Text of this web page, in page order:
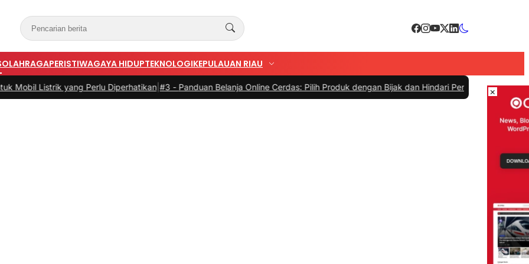
OLAHRAGAPERISTIWAGAYA HIDUPTEKNOLOGIKEPULAUAN RIAU
Perlu Diperhatikan|#3 -Panduan Belanja Online Cerdas: Pilih Produk dengan Bijak dan Hindari Penipuan|#4 -Tips Memilih Sepatu
×